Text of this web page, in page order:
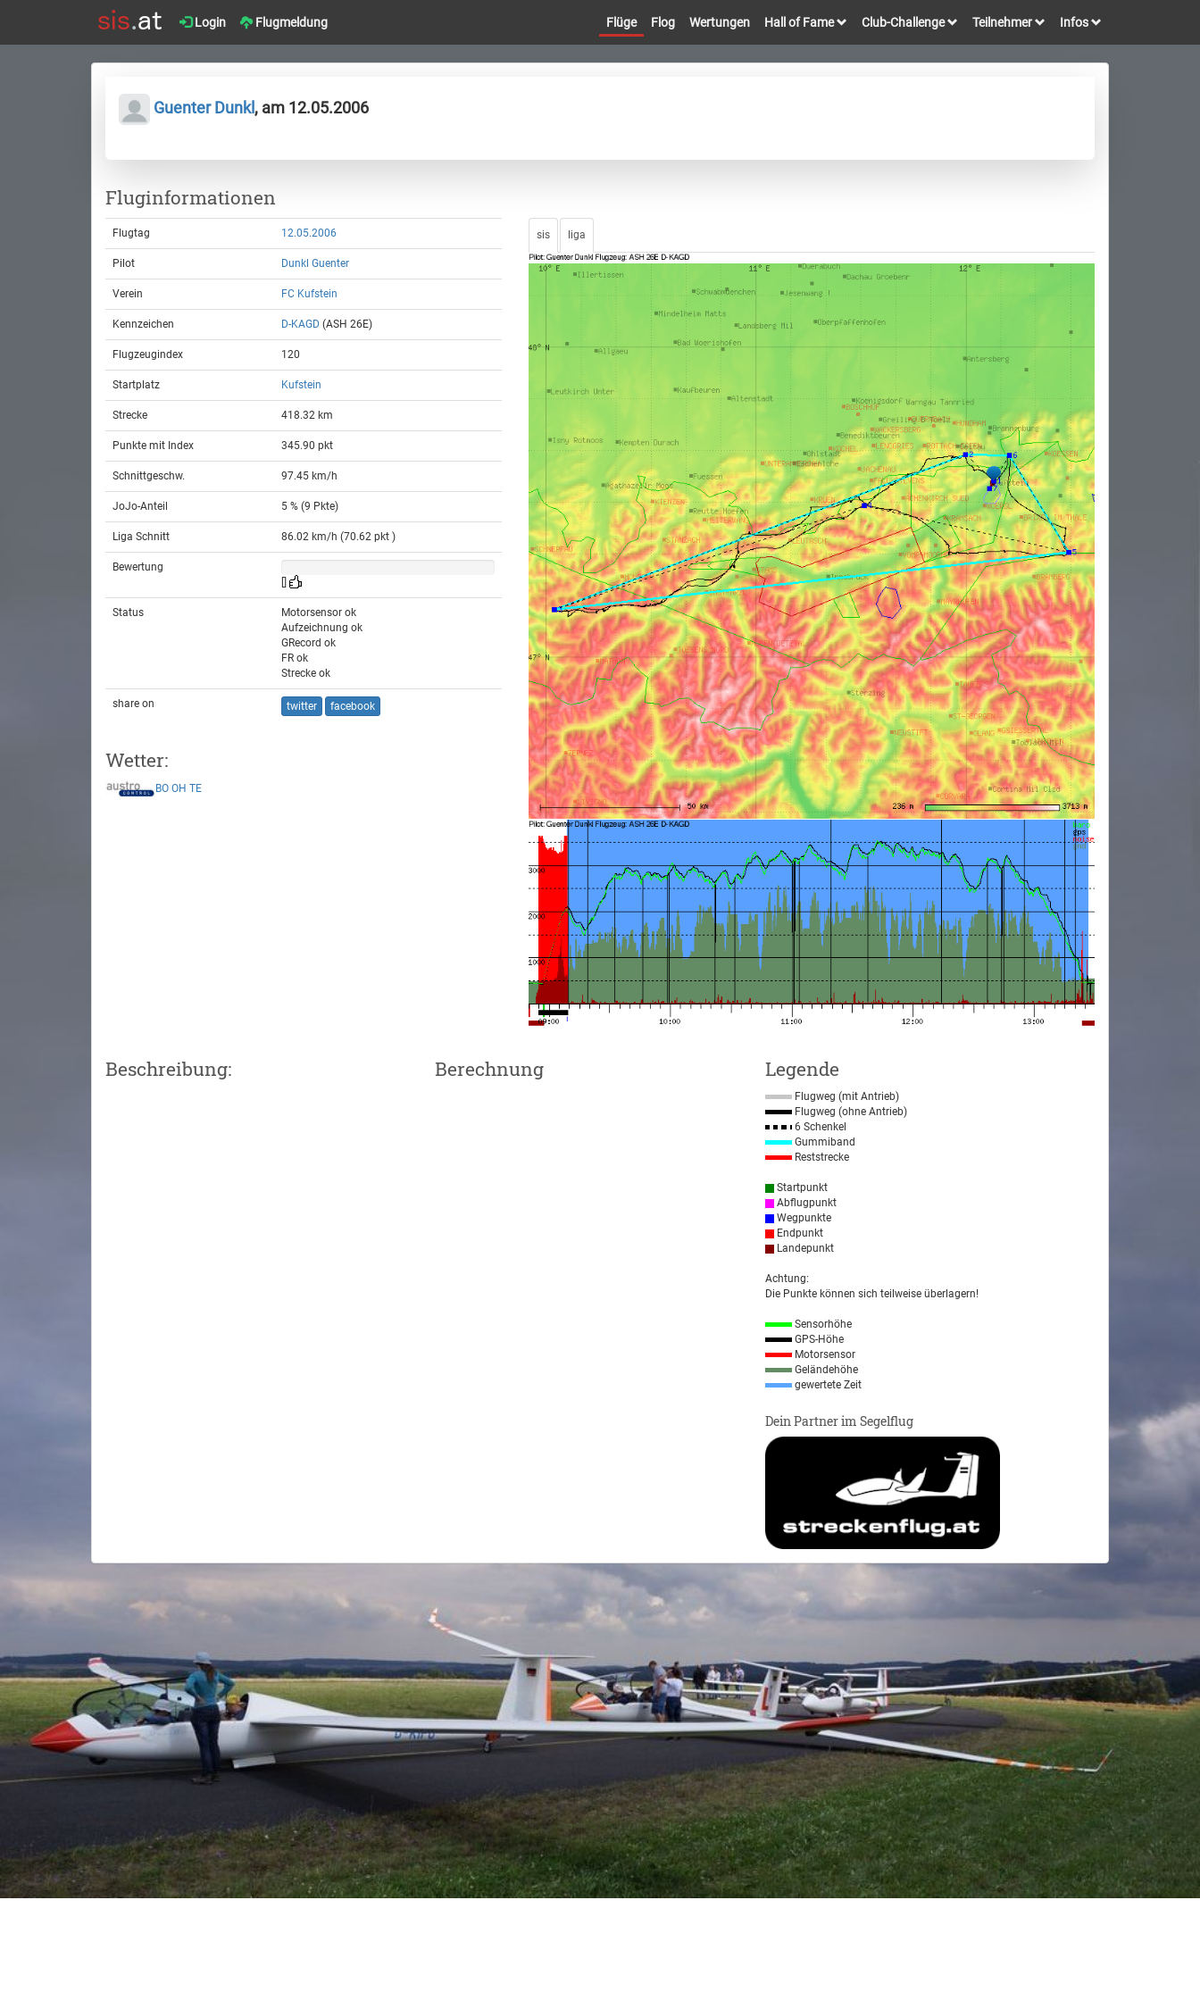
Login Flugmeldung Flüge Flog Wertungen Hall of Fame Club-Challenge Teilnehmer Infos
Guenter Dunkl, am 12.05.2006
Fluginformationen
Flugtag 12.05.2006
Pilot Dunkl Guenter
Verein FC Kufstein
Kennzeichen D-KAGD (ASH 26E)
Flugzeugindex 120
Startplatz Kufstein
Strecke 418.32 km
Punkte mit Index 345.90 pkt
Schnittgeschw. 97.45 km/h
JoJo-Anteil 5 % (9 Pkte)
Liga Schnitt 86.02 km/h (70.62 pkt )
Bewertung
[]
Status
Motorsensor ok
Aufzeichnung ok
GRecord ok
FR ok
Strecke ok
share on twitter facebook
Wetter:
BO OH TE
sis liga
Beschreibung: Berechnung Legende
Flugweg (mit Antrieb)
Flugweg (ohne Antrieb)
6 Schenkel
Gummiband
Reststrecke
Startpunkt
Abflugpunkt
Wegpunkte
Endpunkt
Landepunkt
Achtung:
Die Punkte können sich teilweise überlagern!
Sensorhöhe
GPS-Höhe
Motorsensor
Geländehöhe
gewertete Zeit
Dein Partner im Segelflug